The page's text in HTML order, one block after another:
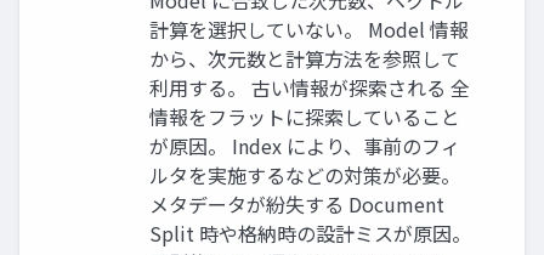
計算を選択していない。 Model 情報
から、次元数と計算方法を参照して
利用する。 古い情報が探索される 全
情報をフラットに探索していること
が原因。 Index により、事前のフィ
ルタを実施するなどの対策が必要。
メタデータが紛失する Document
Split 時や格納時の設計ミスが原因。